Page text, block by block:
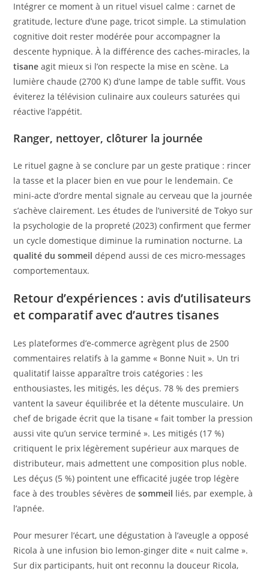
Intégrer ce moment à un rituel visuel calme : carnet de
gratitude, lecture d’une page, tricot simple. La stimulation
cognitive doit rester modérée pour accompagner la
descente hypnique. À la différence des caches-miracles, la
tisane agit mieux si l’on respecte la mise en scène. La
lumière chaude (2700 K) d’une lampe de table suffit. Vous
éviterez la télévision culinaire aux couleurs saturées qui
réactive l’appétit.
Ranger, nettoyer, clôturer la journée
Le rituel gagne à se conclure par un geste pratique : rincer
la tasse et la placer bien en vue pour le lendemain. Ce
mini-acte d’ordre mental signale au cerveau que la journée
s’achève clairement. Les études de l’université de Tokyo sur
la psychologie de la propreté (2023) confirment que fermer
un cycle domestique diminue la rumination nocturne. La
qualité du sommeil dépend aussi de ces micro-messages
comportementaux.
Retour d’expériences : avis d’utilisateurs
et comparatif avec d’autres tisanes
Les plateformes d’e-commerce agrègent plus de 2500
commentaires relatifs à la gamme « Bonne Nuit ». Un tri
qualitatif laisse apparaître trois catégories : les
enthousiastes, les mitigés, les déçus. 78 % des premiers
vantent la saveur équilibrée et la détente musculaire. Un
chef de brigade écrit que la tisane « fait tomber la pression
aussi vite qu’un service terminé ». Les mitigés (17 %)
critiquent le prix légèrement supérieur aux marques de
distributeur, mais admettent une composition plus noble.
Les déçus (5 %) pointent une efficacité jugée trop légère
face à des troubles sévères desommeil liés, par exemple, à
l’apnée.
Pour mesurer l’écart, une dégustation à l’aveugle a opposé
Ricola à une infusion bio lemon-ginger dite « nuit calme ».
Sur dix participants, huit ont reconnu la douceur Ricola,